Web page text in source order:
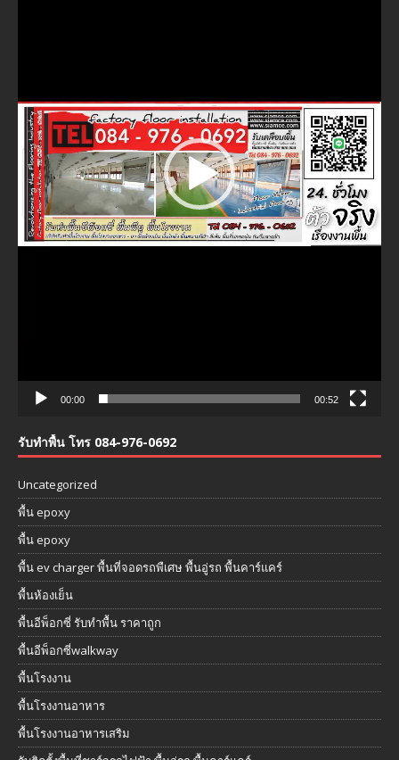
00:00 00:52
รับทำพื้น โทร 084-976-0692
Uncategorized
พื้น epoxy
พื้น epoxy
พื้น ev charger พื้นที่จอดรถพืเศษ พื้นอู่รถ พื้นคาร์แคร์
พื้นห้องเย็น
พื้นอีพ็อกซี่ รับทำพื้น ราคาถูก
พื้นอีพ็อกซี่walkway
พื้นโรงงาน
พื้นโรงงานอาหาร
พื้นโรงงานอาหารเสริม